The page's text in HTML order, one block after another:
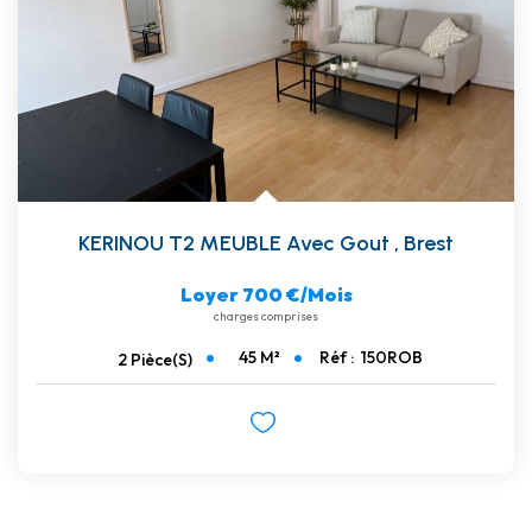
KERINOU T2 MEUBLE Avec Gout , Brest
Loyer 700 €/mois
charges comprises
2 Pièce(s) 45 M² Réf : 150ROB